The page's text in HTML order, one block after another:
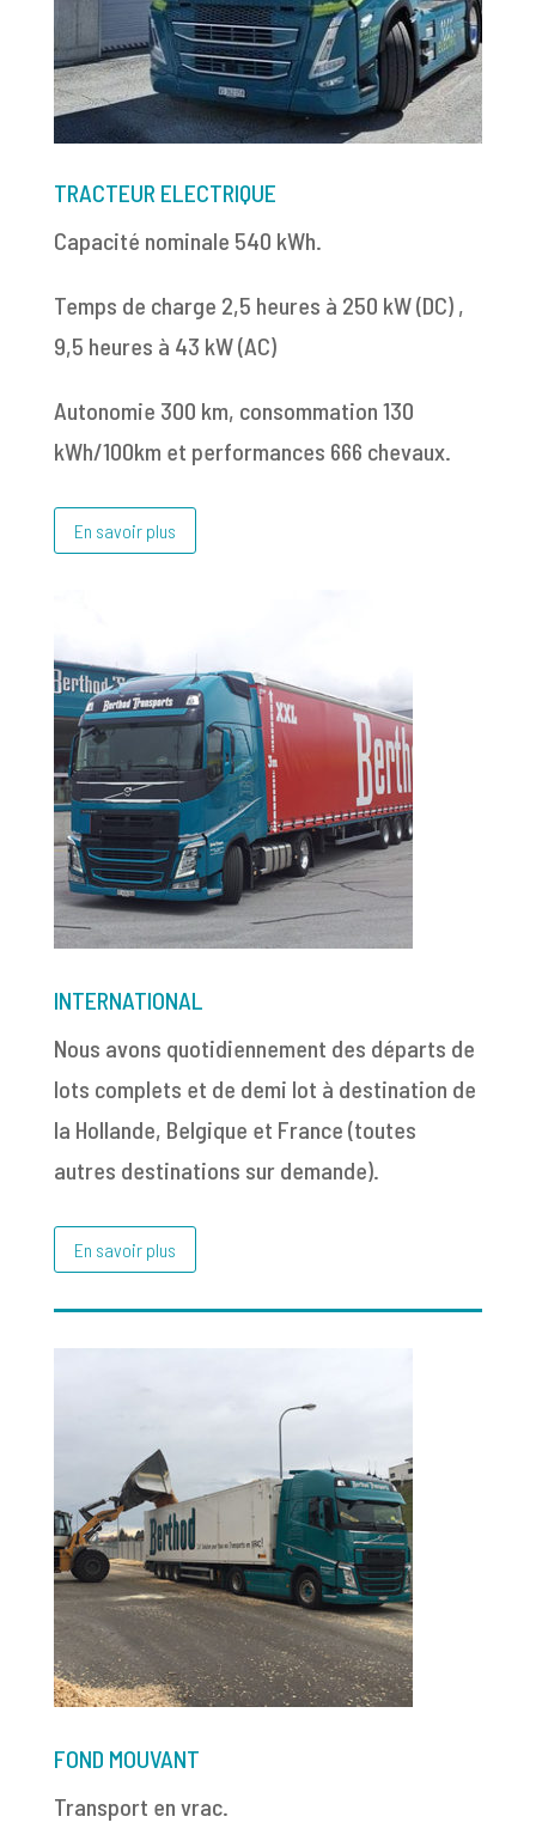
TRACTEUR ELECTRIQUE
Capacité nominale 540 kWh.
Temps de charge 2,5 heures à 250 kW(DC),
9,5 heures à 43 kW(AC)
Autonomie 300 km, consommation 130
kWh/100km et performances 666 chevaux.
En savoir plus
INTERNATIONAL
Nous avons quotidiennement des départs de
lots complets et de demi lot à destination de
la Hollande, Belgique et France (toutes
autres destinations sur demande).
En savoir plus
FOND MOUVANT
Transport en vrac.